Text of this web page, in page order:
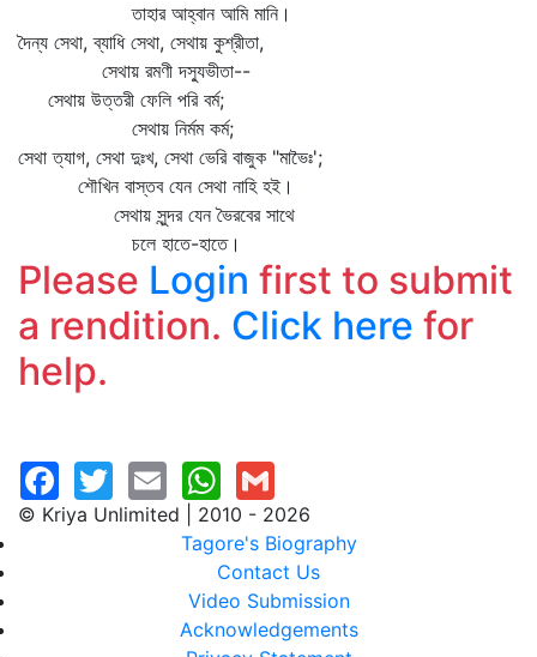
তাহার আহ্বান আমি মানি।
দৈন্য সেথা, ব্যাধি সেথা, সেথায় কুশ্রীতা,
সেথায় রমণী দস্যুভীতা--
সেথায় উত্তরী ফেলি পরি বর্ম;
সেথায় নির্মম কর্ম;
সেথা ত্যাগ, সেথা দুঃখ, সেথা ভেরি বাজুক "মাভৈঃ';
শৌখিন বাস্তব যেন সেথা নাহি হই।
সেথায় সুন্দর যেন ভৈরবের সাথে
চলে হাতে-হাতে।
Please Login first to submit
a rendition. Click here for
help.
© Kriya Unlimited | 2010 - 2026
Tagore's Biography
Contact Us
Video Submission
Acknowledgements